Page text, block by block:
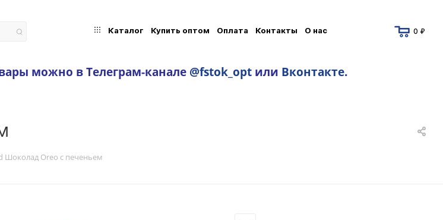
Каталог Купить оптом Оплата Контакты О нас 0 ₽
можно в Телеграм-канале @fstok_opt или Вконтакте.
Шоколад Oreo с печеньем